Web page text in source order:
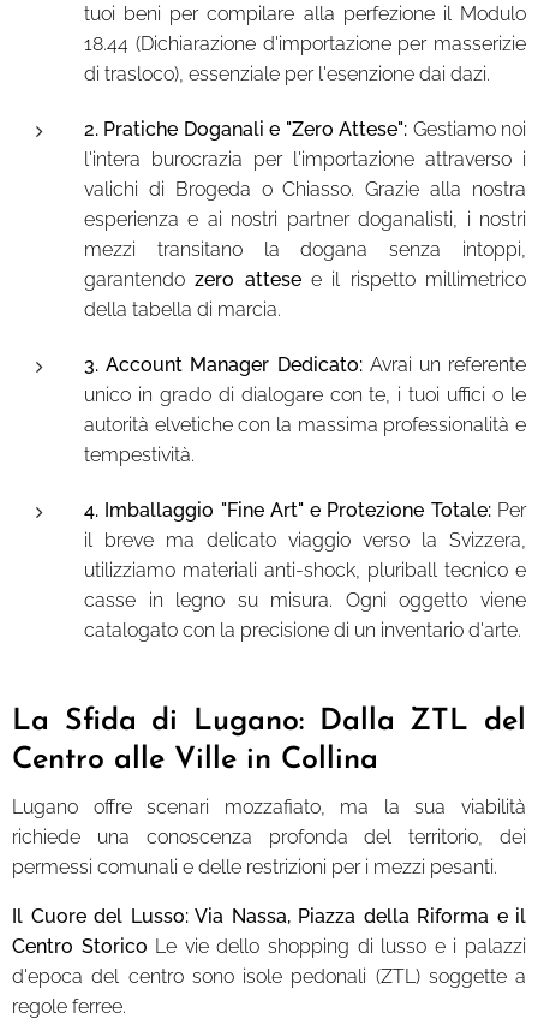
tuoi beni per compilare alla perfezione il Modulo
18.44 (Dichiarazione d'importazione per masserizie
di trasloco), essenziale per l'esenzione dai dazi.
2. Pratiche Doganali e "Zero Attese": Gestiamo noi
l'intera burocrazia per l'importazione attraverso i
valichi di Brogeda o Chiasso. Grazie alla nostra
esperienza e ai nostri partner doganalisti, i nostri
mezzi transitano la dogana senza intoppi,
garantendozero attesee il rispetto millimetrico
della tabella di marcia.
3. Account Manager Dedicato:Avrai un referente
unico in grado di dialogare con te, i tuoi uffici o le
autorità elvetiche con la massima professionalità e
tempestività.
4. Imballaggio "Fine Art" e Protezione Totale:Per
il breve ma delicato viaggio verso la Svizzera,
utilizziamo materiali anti-shock, pluriball tecnico e
casse in legno su misura. Ogni oggetto viene
catalogato con la precisione di un inventario d'arte.
La Sfida di Lugano: Dalla ZTL del
Centro alle Ville in Collina
Lugano offre scenari mozzafiato, ma la sua viabilità
richiede una conoscenza profonda del territorio, dei
permessi comunali e delle restrizioni per i mezzi pesanti.
Il Cuore del Lusso: Via Nassa, Piazza della Riforma e il
Centro Storico Le vie dello shopping di lusso e i palazzi
d'epoca del centro sono isole pedonali (ZTL) soggette a
regole ferree.